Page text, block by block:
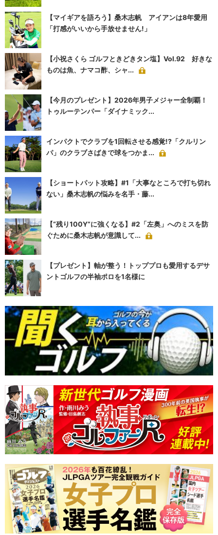
【マイギアを語ろう】桑木志帆 アイアンは8年愛用
「打感がいいから手放せません!」
【小祝さくら ゴルフときどきタン塩】Vol.92 好きな
ものは魚、ナマコ酢、シャ...
【今月のプレゼント】2026年男子メジャー全制覇！
トゥルーテンパー「ダイナミック...
インパクトでクラブを1回転させる感覚!?「クルリン
パ」のクラブさばきで球をつかま...
【ショートパット攻略】#1「大事なところで打ち切れ
ない」桑木志帆の悩みを名手・藤...
【“残り100Y”に強くなる】#2「左奥」へのミスを防
ぐために桑木志帆が意識して...
【プレゼント】軸が整う！トッププロも愛用するデサ
ントゴルフの半袖ポロを1名様に